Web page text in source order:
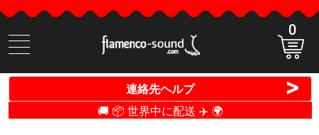
商
品
検
0
連絡先ヘルプ >
🚚 📦 世界中に配送 ✈️ 🌍